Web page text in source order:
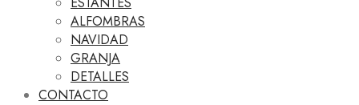
ALFOMBRAS
NAVIDAD
GRANJA
DETALLES
CONTACTO